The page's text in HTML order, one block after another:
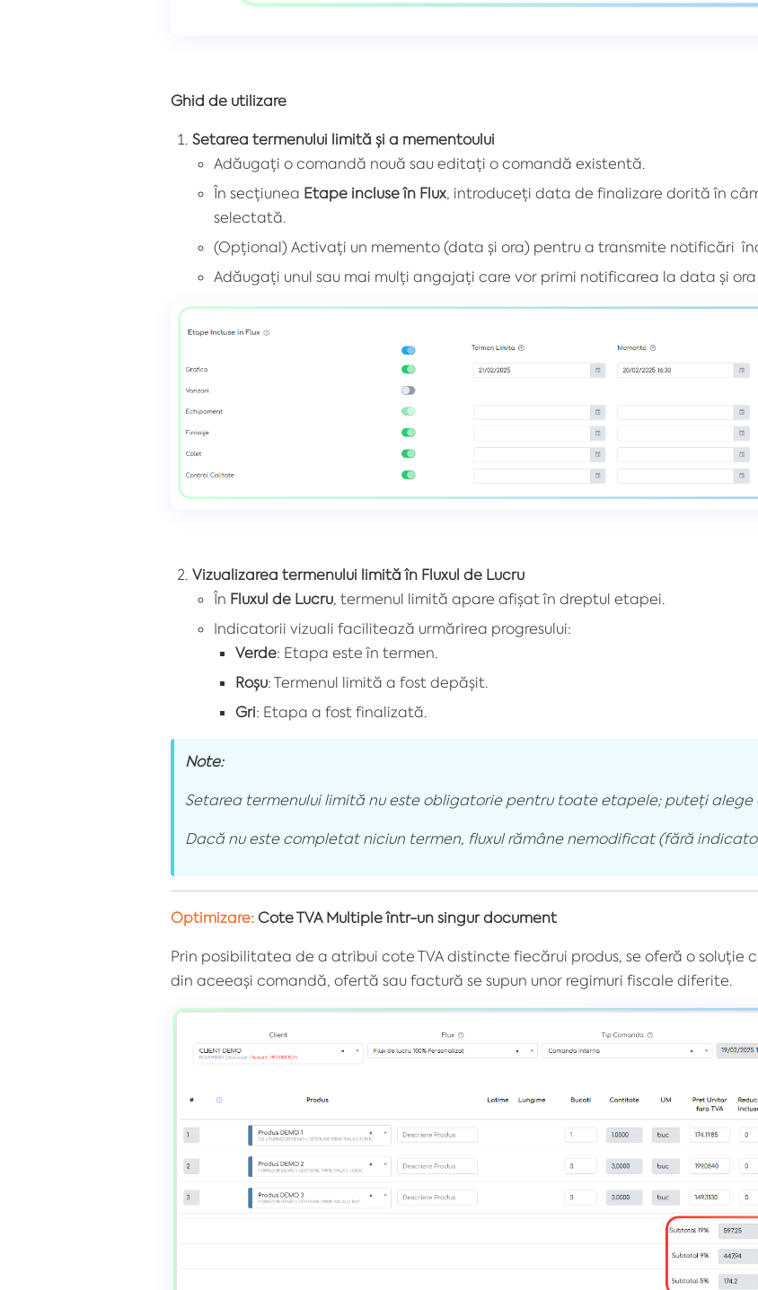
Ghid de utilizare
Setarea termenului limită și a mementoului
Adăugați o comandă nouă sau editați o comandă existentă.
În secțiunea Etape incluse în Flux, introduceți data de finalizare dorită în
selectată.
(Opțional) Activați un memento (data și ora) pentru a transmite notificări
Adăugați unul sau mai mulți angajați care vor primi notificarea la data și ora
Vizualizarea termenului limită în Fluxul de Lucru
În Fluxul de Lucru, termenul limită apare afișat în dreptul etapei.
Indicatorii vizuali facilitează urmărirea progresului:
Verde: Etapa este în termen.
Roșu: Termenul limită a fost depășit.
Gri: Etapa a fost finalizată.
Note:
Setarea termenului limită nu este obligatorie pentru toate etapele; puteți
Dacă nu este completat niciun termen, fluxul rămâne nemodificat (fără
Optimizare: Cote TVA Multiple într-un singur document
Prin posibilitatea de a atribui cote TVA distincte fiecărui produs, se oferă o
din aceeași comandă, ofertă sau factură se supun unor regimuri fiscale diferite.